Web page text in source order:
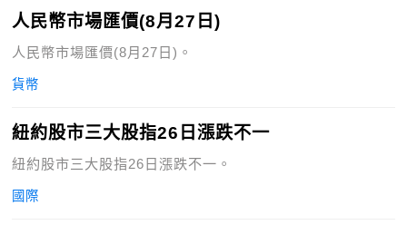
人民幣市場匯價(8月27日)
人民幣市場匯價(8月27日)。
貨幣
紐約股市三大股指26日漲跌不一
紐約股市三大股指26日漲跌不一。
國際